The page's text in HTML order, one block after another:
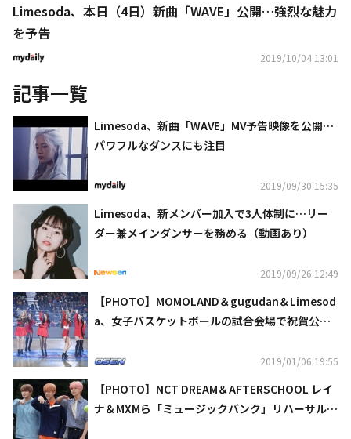
Limesoda、本日（4日）新曲「WAVE」公開…強烈な魅力
を予告
2019/10/04 13:01
記事一覧
Limesoda、新曲「WAVE」MV予告映像を公開…
パワフルなダンスにも注目
2019/09/30 15:35
Limesoda、新メンバー加入で3人体制に…リー
ダー兼メインダンサーを務める（動画あり）
2019/09/26 12:49
【PHOTO】MOMOLAND＆gugudan＆Limesod
a、女子バスケットボールの試合会場で祝賀公演
2019/01/06 19:55
【PHOTO】NCT DREAM＆AFTERSCHOOL レイ
ナ＆MXMら「ミュージックバンク」リハーサルに